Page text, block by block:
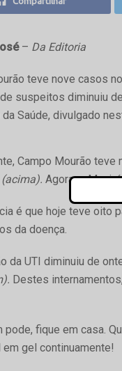
– Da Editoria
teve nove casos
suspeitos diminuiu
Saúde, divulgado
Campo Mourão teve
Agora, o
é que hoje teve oito
da doença.
da UTI diminuiu de
Destes
pode, fique em casa.
gel continuamente!